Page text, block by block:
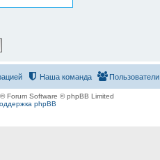
Пользователи
Наша команда
® Forum Software © phpBB Limited
phpBB